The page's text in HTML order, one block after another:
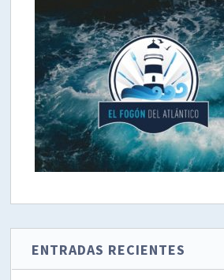
ENTRADAS RECIENTES